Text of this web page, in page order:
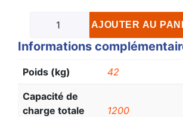
AJOUTER AU
Informations
Poids (kg) 42
Capacité de
charge totale
1200